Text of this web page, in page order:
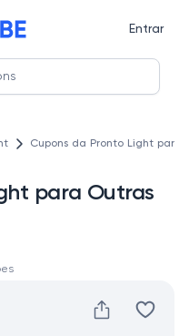
Entrar
Cupons da Pronto Light para
para Outras